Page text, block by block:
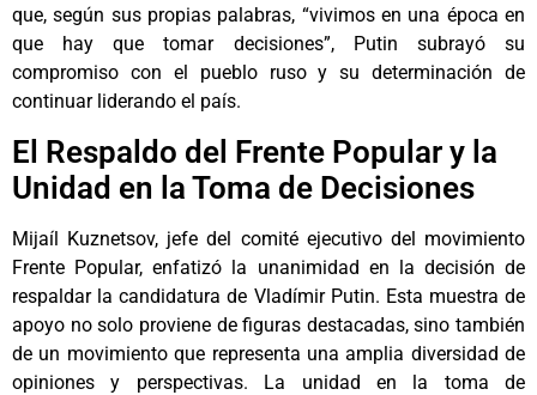
que, según sus propias palabras, “vivimos en una época en
que hay que tomar decisiones”, Putin subrayó su
compromiso con el pueblo ruso y su determinación de
continuar liderando el país.
El Respaldo del Frente Popular y la
Unidad en la Toma de Decisiones
Mijaíl Kuznetsov, jefe del comité ejecutivo del movimiento
Frente Popular, enfatizó la unanimidad en la decisión de
respaldar la candidatura de Vladímir Putin. Esta muestra de
apoyo no solo proviene de figuras destacadas, sino también
de un movimiento que representa una amplia diversidad de
opiniones y perspectivas. La unidad en la toma de